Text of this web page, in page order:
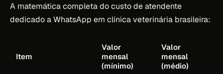
A matemática completa do custo de atendente
dedicado a WhatsApp em clínica veterinária brasileira:
Item
Valor
mensal
(mínimo)
Valor
mensal
(médio)